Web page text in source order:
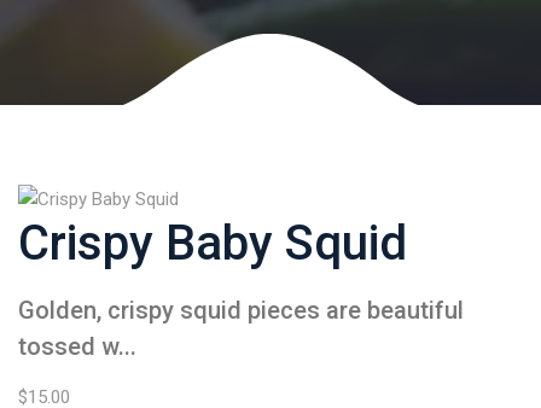
Crispy Baby Squid
Golden, crispy squid pieces are beautiful
tossed w...
$15.00